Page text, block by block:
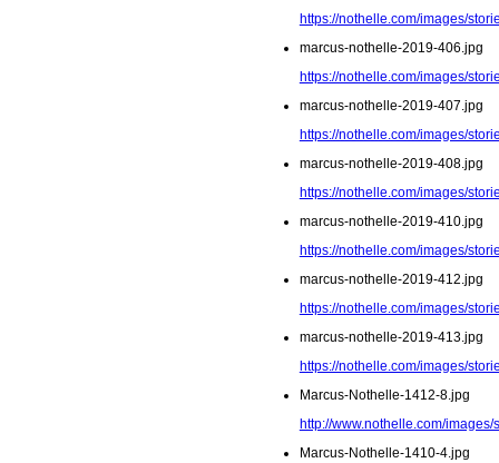
https://nothelle.com/images/
marcus-nothelle-2019-406.jpg
https://nothelle.com/images/
marcus-nothelle-2019-407.jpg
https://nothelle.com/images/
marcus-nothelle-2019-408.jpg
https://nothelle.com/images/
marcus-nothelle-2019-410.jpg
https://nothelle.com/images/
marcus-nothelle-2019-412.jpg
https://nothelle.com/images/
marcus-nothelle-2019-413.jpg
https://nothelle.com/images/
Marcus-Nothelle-1412-8.jpg
http://www.nothelle.com/
Marcus-Nothelle-1410-4.jpg